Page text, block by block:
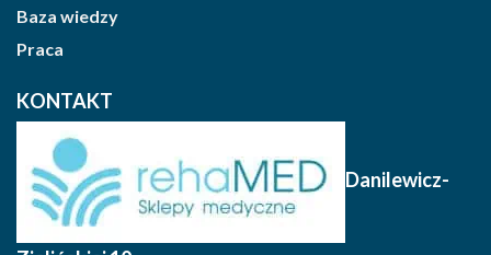
Baza wiedzy
Praca
KONTAKT
Danilewicz-